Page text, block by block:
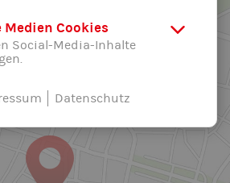
Medien Cookies
Social-Media-Inhalte
Datenschutz